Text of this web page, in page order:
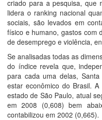
criado para a pesquisa, que
lidera o ranking nacional
sociais, são levados em
físico e humano, gastos com
de desemprego e violência,
Se analisadas todas as
do índice revela que,
para cada uma delas,
estar econômico do Brasil.
estado de São Paulo, atual
em 2008 (0,608) bem
contabilizou em 2002 (0,665).